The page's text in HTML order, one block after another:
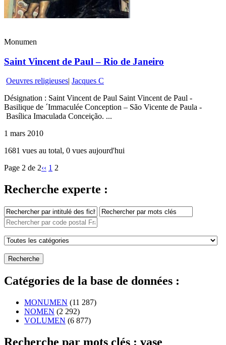
Monumen
Saint Vincent de Paul – Rio de Janeiro
Oeuvres religieuses| Jacques C
Désignation : Saint Vincent de Paul Saint Vincent de Paul -
Basilique de ´Immaculée Conception – São Vicente de Paula -
Basílica Imaculada Conceição. ...
1 mars 2010
1681 vues au total, 0 vues aujourd'hui
Page 2 de 2‹‹ 1 2
Recherche experte :
Catégories de la base de données :
MONUMEN (11 287)
NOMEN (2 292)
VOLUMEN (6 877)
Recherche par mots clés : vase